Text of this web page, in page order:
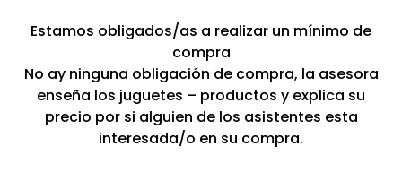
Estamos obligados/as a realizar un mínimo de
compra
No ay ninguna obligación de compra, la asesora
enseña los juguetes – productos y explica su
precio por si alguien de los asistentes esta
interesada/o en su compra.